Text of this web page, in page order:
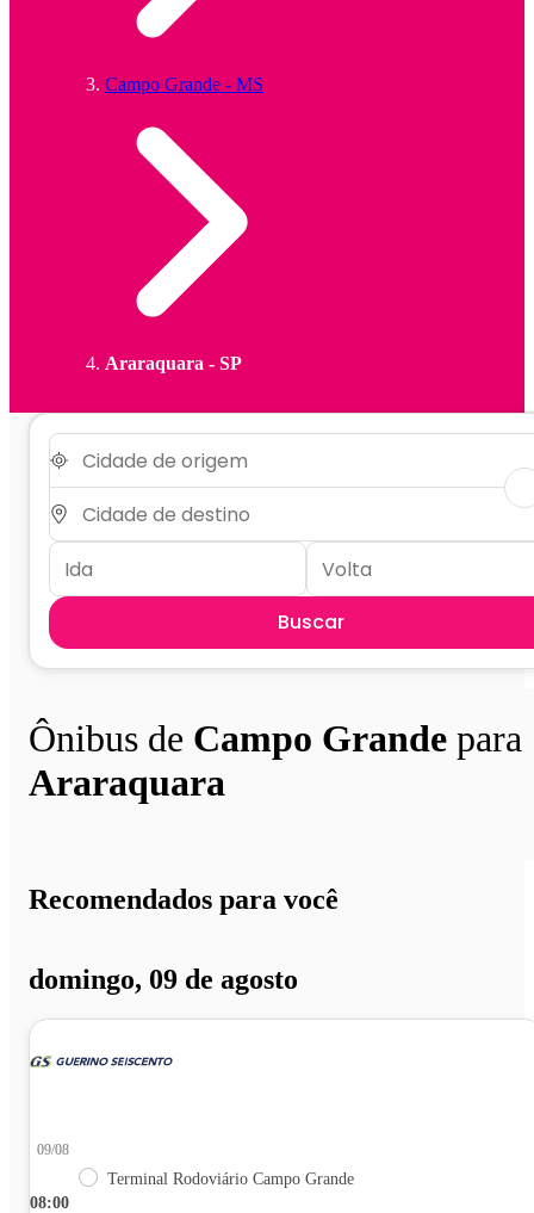
Campo Grande - MS
Araraquara - SP
Buscar
Ônibus de Campo Grande para
Araraquara
Recomendados para você
domingo, 09 de agosto
08:00
09/08
Terminal Rodoviário Campo Grande